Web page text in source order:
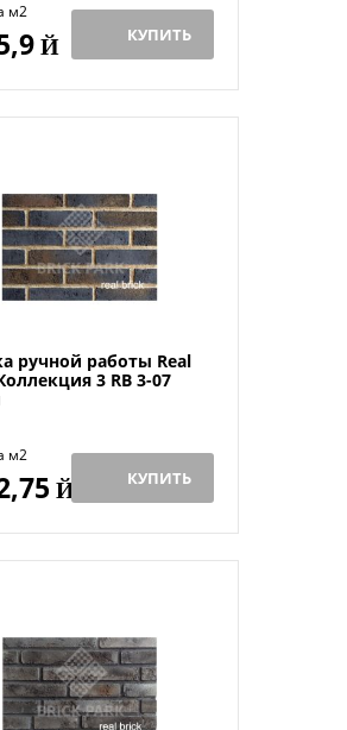
м2
Й КУПИТЬ
ручной работы Real
3 RB 3-07
м2
Й КУПИТЬ